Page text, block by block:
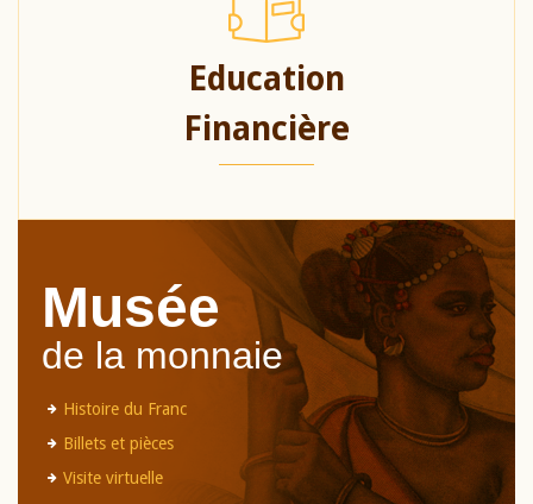
Education
Financière
Musée
de la monnaie
Histoire du Franc
Billets et pièces
Visite virtuelle